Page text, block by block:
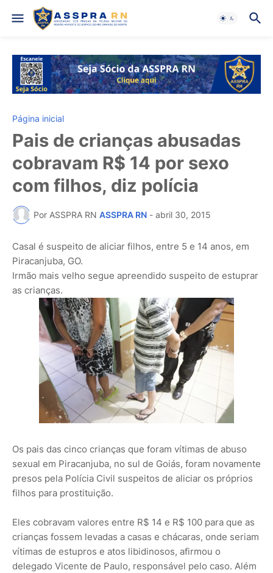
Página inicial
Pais de crianças abusadas
cobravam R$ 14 por sexo
com filhos, diz polícia
Por ASSPRA RN ASSPRA RN - abril 30, 2015
Casal é suspeito de aliciar filhos, entre 5 e 14 anos, em
Piracanjuba, GO.
Irmão mais velho segue apreendido suspeito de estuprar
as crianças.
Os pais das cinco crianças que foram vítimas de abuso
sexual em Piracanjuba, no sul de Goiás, foram novamente
presos pela Polícia Civil suspeitos de aliciar os próprios
filhos para prostituição.
Eles cobravam valores entre R$ 14 e R$ 100 para que as
crianças fossem levadas a casas e chácaras, onde seriam
vítimas de estupros e atos libidinosos, afirmou o
delegado Vicente de Paulo, responsável pelo caso. Além